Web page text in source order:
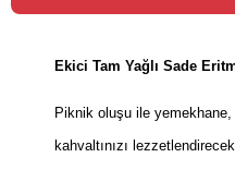
Ekici Tam Yağlı Sade
Piknik oluşu ile
kahvaltınızı lezzetlendirecek.